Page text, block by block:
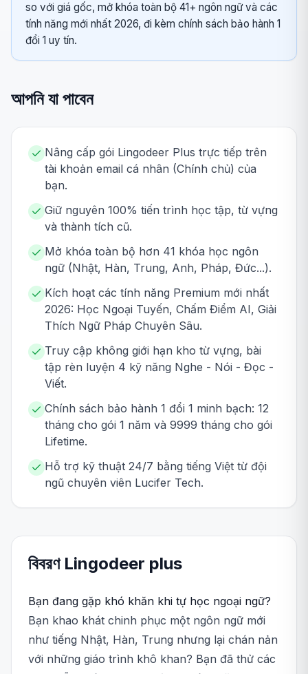
so với giá gốc, mở khóa toàn bộ 41+ ngôn ngữ và các
tính năng mới nhất 2026, đi kèm chính sách bảo hành 1
đổi 1 uy tín.
আপনি যা পাবেন
Nâng cấp gói Lingodeer Plus trực tiếp trên
tài khoản email cá nhân (Chính chủ) của
bạn.
Giữ nguyên 100% tiến trình học tập, từ vựng
và thành tích cũ.
Mở khóa toàn bộ hơn 41 khóa học ngôn
ngữ (Nhật, Hàn, Trung, Anh, Pháp, Đức...).
Kích hoạt các tính năng Premium mới nhất
2026: Học Ngoại Tuyến, Chấm Điểm AI, Giải
Thích Ngữ Pháp Chuyên Sâu.
Truy cập không giới hạn kho từ vựng, bài
tập rèn luyện 4 kỹ năng Nghe - Nói - Đọc -
Viết.
Chính sách bảo hành 1 đổi 1 minh bạch: 12
tháng cho gói 1 năm và 9999 tháng cho gói
Lifetime.
Hỗ trợ kỹ thuật 24/7 bằng tiếng Việt từ đội
ngũ chuyên viên Lucifer Tech.
বিবরণ Lingodeer plus
Bạn đang gặp khó khăn khi tự học ngoại ngữ?
Bạn khao khát chinh phục một ngôn ngữ mới
như tiếng Nhật, Hàn, Trung nhưng lại chán nản
với những giáo trình khô khan? Bạn đã thử các